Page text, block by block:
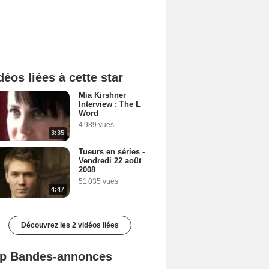
liées à cette star
3:35
Mia Kirshner
Interview : The L
Word
4 989 vues
4:47
Tueurs en séries -
Vendredi 22 août
2008
51 035 vues
Découvrez les 2 vidéos liées
Bandes-annonces
Spider-Man: Brand New Day Bande-annonce VO STFR L'Odyssée Bande-annonce VO STFR